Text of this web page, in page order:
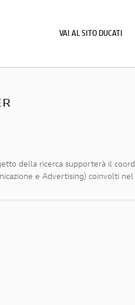
VAI AL SITO DUCATI
della ricerca supporterà il
e Advertising) coinvolti